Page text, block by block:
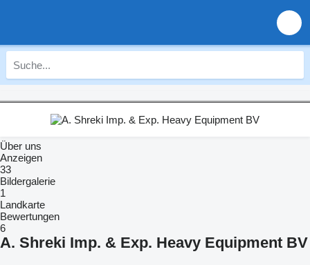
Über uns
Anzeigen
33
Bildergalerie
1
Landkarte
Bewertungen
6
A. Shreki Imp. & Exp. Heavy Equipment BV